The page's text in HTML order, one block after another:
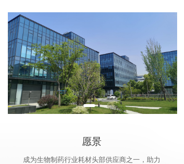
愿景
成为生物制药行业耗材头部供应商之一，助力